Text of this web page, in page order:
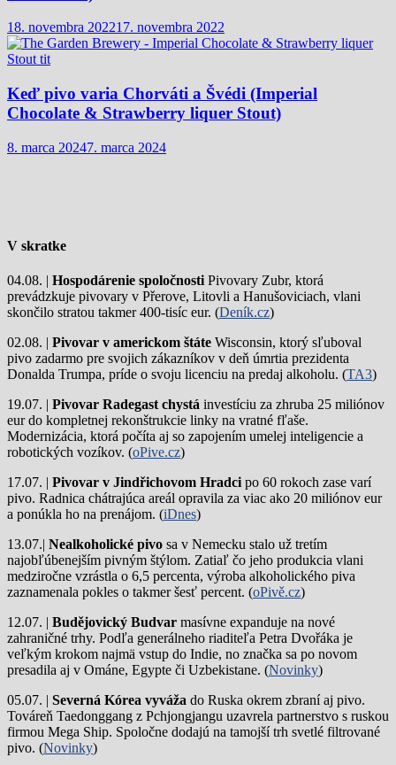
18. novembra 202217. novembra 2022
Keď pivo varia Chorváti a Švédi (Imperial
Chocolate & Strawberry liquer Stout)
8. marca 20247. marca 2024
V skratke
04.08. | Hospodárenie spoločnostiPivovary Zubr, ktorá
prevádzkuje pivovary v Přerove, Litovli a Hanušoviciach, vlani
skončilo stratou takmer 400-tisíc eur. (Deník.cz)
02.08. | Pivovar v americkom štáte Wisconsin, ktorý sľuboval
pivo zadarmo pre svojich zákazníkov v deň úmrtia prezidenta
Donalda Trumpa, príde o svoju licenciu na predaj alkoholu. (TA3)
19.07. | Pivovar Radegast chystá investíciu za zhruba 25 miliónov
eur do kompletnej rekonštrukcie linky na vratné fľaše.
Modernizácia, ktorá počíta aj so zapojením umelej inteligencie a
robotických vozíkov. (oPive.cz)
17.07. | Pivovar v Jindřichovom Hradcipo 60 rokoch zase varí
pivo. Radnica chátrajúca areál opravila za viac ako 20 miliónov eur
a ponúkla ho na prenájom. (iDnes)
13.07.| Nealkoholické pivo sa v Nemecku stalo už tretím
najobľúbenejším pivným štýlom. Zatiaľ čo jeho produkcia vlani
medziročne vzrástla o 6,5 percenta, výroba alkoholického piva
zaznamenala pokles o takmer šesť percent. (oPivě.cz)
12.07. | Budějovický Budvar masívne expanduje na nové
zahraničné trhy. Podľa generálneho riaditeľa Petra Dvořáka je
veľkým krokom najmä vstup do Indie, no značka sa po novom
presadila aj v Ománe, Egypte či Uzbekistane. (Novinky)
05.07. | Severná Kórea vyváža do Ruska okrem zbraní aj pivo.
Továreň Taedonggang z Pchjongjangu uzavrela partnerstvo s ruskou
firmou Mega Ship. Spoločne dodajú na tamojší trh svetlé filtrované
pivo. (Novinky)